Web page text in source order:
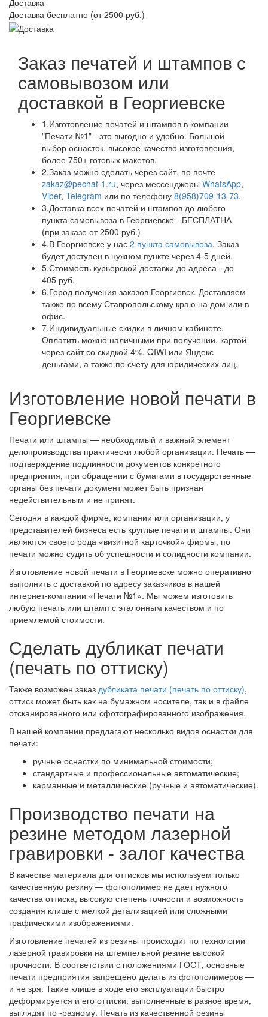
Доставка
Доставка бесплатно (от 2500 руб.)
Заказ печатей и штампов с
самовывозом или
доставкой в Георгиевске
1.Изготовление печатей и штампов в компании
"Печати №1" - это выгодно и удобно. Большой
выбор оснасток, высокое качество изготовления,
более 750+ готовых макетов.
2.Заказ можно сделать через сайт, по почте
zakaz@pechat-1.ru, через мессенджеры WhatsApp,
Viber, Telegram или по телефону 8(958)709-13-73.
3.Доставка всех печатей и штампов до любого
пункта самовывоза в Георгиевске - БЕСПЛАТНА
(при заказе от 2500 руб.)
4.В Георгиевске у нас 2 пункта самовывоза. Заказ
будет доступен в нужном пункте через 4-5 дней.
5.Стоимость курьерской доставки до адреса - до
405 руб.
6.Город получения заказов Георгиевск. Доставляем
также по всему Ставропольскому краю на дом или в
офис.
7.Индивидуальные скидки в личном кабинете.
Оплатить можно наличными при получении, картой
через сайт со скидкой 4%, QIWI или Яндекс
деньгами, а также по счету для юридических лиц.
Изготовление новой печати в
Георгиевске
Печати или штампы — необходимый и важный элемент
делопроизводства практически любой организации. Печать —
подтверждение подлинности документов конкретного
предприятия, при обращении с бумагами в государственные
органы без печати документ может быть признан
недействительным и не принят.
Сегодня в каждой фирме, компании или организации, у
представителей бизнеса есть круглые печати и штампы. Они
являются своего рода «визитной карточкой» фирмы, по
печати можно судить об успешности и солидности компании.
Изготовление новой печати в Георгиевске можно оперативно
выполнить с доставкой по адресу заказчиков в нашей
интернет-компании «Печати №1». Мы можем изготовить
любую печать или штамп с эталонным качеством и по
приемлемой стоимости.
Сделать дубликат печати
(печать по оттиску)
Также возможен заказ дубликата печати (печать по оттиску),
оттиск может быть как на бумажном носителе, так и в файле
отсканированного или сфотографированного изображения.
В нашей компании предлагают несколько видов оснастки для
печати:
ручные оснастки по минимальной стоимости;
стандартные и профессиональные автоматические;
карманные и металлические (ручные и автоматические).
Производство печати на
резине методом лазерной
гравировки - залог качества
В качестве материала для оттисков мы используем только
качественную резину — фотополимер не дает нужного
качества оттиска, высокую степень точности и возможность
создания клише с мелкой детализацией или сложными
графическими изображениями.
Изготовление печатей из резины происходит по технологии
лазерной гравировки на штемпельной резине высокой
прочности. В соответствии с положениями ГОСТ, основные
печати предприятия запрещено делать из фотополимеров —
и не зря. Такие клише в ходе его эксплуатации быстро
деформируется и его оттиски, выполненные в разное время,
выглядят по -разному. Печать из качественной резины